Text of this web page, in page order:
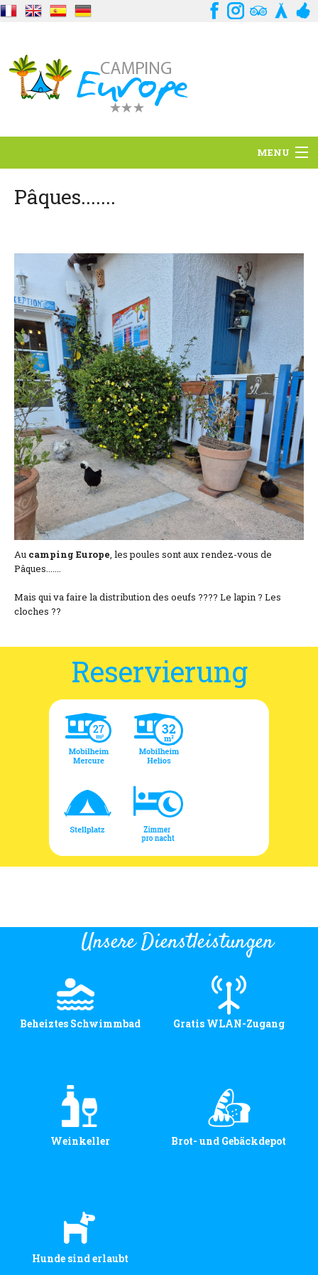
MENU
Standort
Dienstleistungen
Kontakt
Lage und Zufahrt
Kontaktformular
Dokumentation
Nachrichten
Mobilheim und Preise
Campingplatz und Preise
Zimmer pro Nacht und Preise
Pâques.......
Au camping Europe, les poules sont aux rendez-vous de
Pâques.......
Mais qui va faire la distribution des oeufs ???? Le lapin ? Les
cloches ??
Reservierung
Unsere Dienstleistungen
Beheiztes Schwimmbad Gratis WLAN-Zugang
Weinkeller Brot- und Gebäckdepot
Hunde sind erlaubt